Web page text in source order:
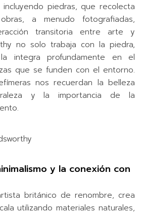
incluyendo piedras, que recolecta
a menudo fotografiadas,
transitoria entre arte y
no solo trabaja con la piedra,
integra profundamente en el
que se funden con el entorno.
nos recuerdan la belleza
y la importancia de la
y la conexión con
británico de renombre, crea
utilizando materiales naturales,